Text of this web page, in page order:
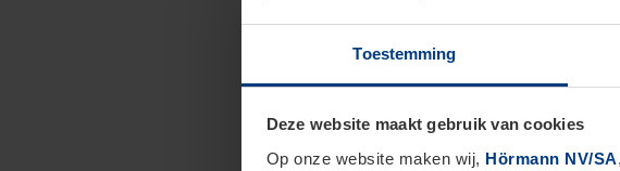
Toestemming
Deze website maakt gebruik van cookies
Op onze website maken wij, Hörmann NV/SA